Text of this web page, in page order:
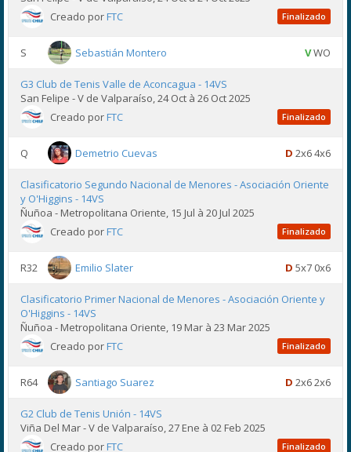
Creado porFTC Finalizado
S Sebastián Montero VWO
G3 Club de Tenis Valle de Aconcagua - 14VS
San Felipe - V de Valparaíso, 24 Oct à 26 Oct 2025
Creado porFTC Finalizado
Q Demetrio Cuevas D 2x6 4x6
Clasificatorio Segundo Nacional de Menores - Asociación Oriente
y O'Higgins - 14VS
Ñuñoa - Metropolitana Oriente, 15 Jul à 20 Jul 2025
Creado porFTC Finalizado
R32 Emilio Slater D 5x7 0x6
Clasificatorio Primer Nacional de Menores - Asociación Oriente y
O'Higgins - 14VS
Ñuñoa - Metropolitana Oriente, 19 Mar à 23 Mar 2025
Creado porFTC Finalizado
R64 Santiago Suarez D 2x6 2x6
G2 Club de Tenis Unión - 14VS
Viña Del Mar - V de Valparaíso, 27 Ene à 02 Feb 2025
Creado porFTC Finalizado